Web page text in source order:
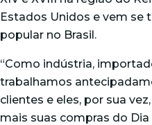
Estados Unidos e vem se
popular no Brasil.
“Como indústria,
trabalhamos
clientes e eles, por sua
mais suas compras do